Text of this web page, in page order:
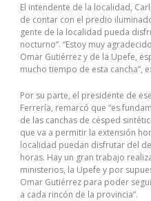
El intendente de la localidad,
de contar con el predio
gente de la localidad pueda
nocturno”. “Estoy muy
Omar Gutiérrez y de la Upefe,
mucho tiempo de esta cancha”,
Por su parte, el presidente de
Ferrería, remarcó que “es
de las canchas de césped
que va a permitir la extensión
localidad puedan disfrutar del
horas. Hay un gran trabajo
ministerios, la Upefe y por
Omar Gutiérrez para poder
a cada rincón de la provincia”.